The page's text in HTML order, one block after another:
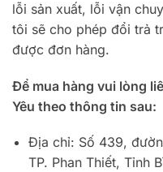
lỗi sản xuất, lỗi vận
tôi sẽ cho phép đổi trả
được đơn hàng.
Để mua hàng vui lòng
Yêu theo thông tin sau:
Địa chỉ: Số 439,
TP. Phan Thiết, Tỉnh